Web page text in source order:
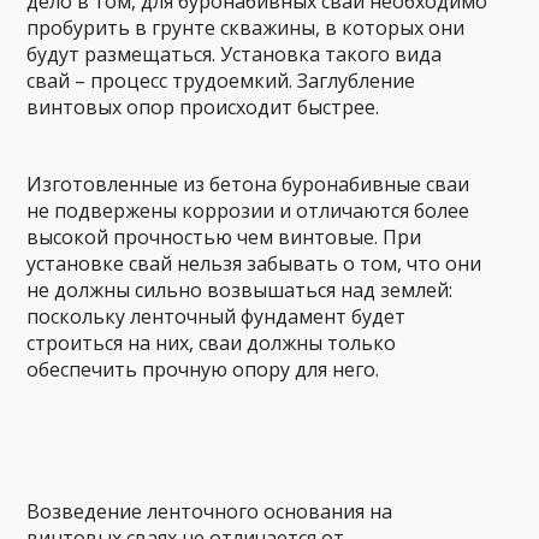
пробурить в грунте скважины, в которых они
будут размещаться. Установка такого вида
свай – процесс трудоемкий. Заглубление
винтовых опор происходит быстрее.
Изготовленные из бетона буронабивные сваи
не подвержены коррозии и отличаются более
высокой прочностью чем винтовые. При
установке свай нельзя забывать о том, что они
не должны сильно возвышаться над землей:
поскольку ленточный фундамент будет
строиться на них, сваи должны только
обеспечить прочную опору для него.
Возведение ленточного основания на